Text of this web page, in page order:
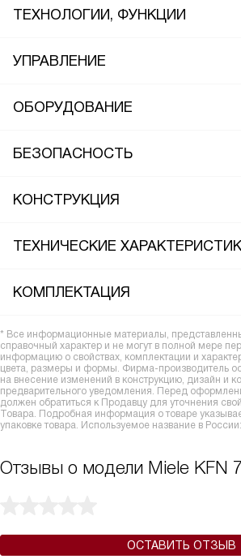
ТЕХНОЛОГИИ, ФУНКЦИИ
УПРАВЛЕНИЕ
ОБОРУДОВАНИЕ
БЕЗОПАСНОСТЬ
КОНСТРУКЦИЯ
ТЕХНИЧЕСКИЕ
КОМПЛЕКТАЦИЯ
* Все информационные материалы,
справочный характер и не могут в полной мере
информацию о свойствах, комплектации и
цвета, размеры и формы. Фирма-производитель
на внесение изменений в конструкцию, дизайн и
предварительного уведомления. Перед
должен обратиться к Продавцу для уточнения
Товара. Подробная информация о товаре
упаковке товара. Используемое название в
Отзывы о модели Miele KFN
ОСТАВИТЬ ОТЗЫВ